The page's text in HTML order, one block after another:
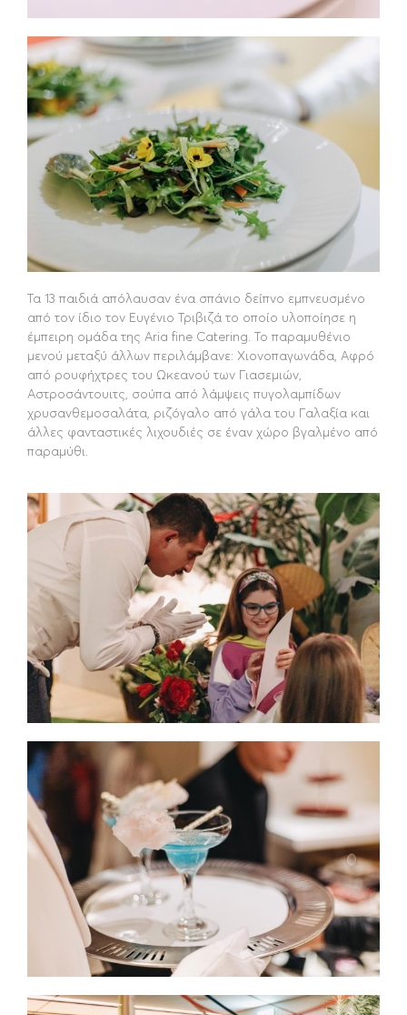
Τα 13 παιδιά απόλαυσαν ένα σπάνιο δείπνο εμπνευσμένο
από τον ίδιο τον Ευγένιο Τριβιζά το οποίο υλοποίησε η
έμπειρη ομάδα της Aria fine Catering. Το παραμυθένιο
μενού μεταξύ άλλων περιλάμβανε: Χιονοπαγωνάδα, Αφρό
από ρουφήχτρες του Ωκεανού των Γιασεμιών,
Αστροσάντουιτς, σούπα από λάμψεις πυγολαμπίδων
χρυσανθεμοσαλάτα, ριζόγαλο από γάλα του Γαλαξία και
άλλες φανταστικές λιχουδιές σε έναν χώρο βγαλμένο από
παραμύθι.